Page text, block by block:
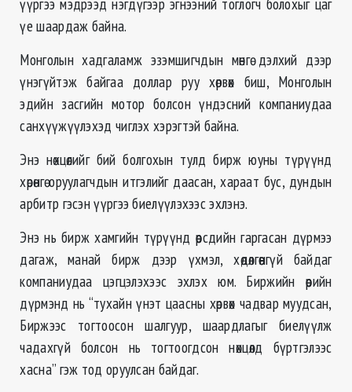
үе шаардаж байна.
Монголын хадгаламж эзэмшигчдын мөнгө дэлхий дээр
үнэгүйтэж байгаа доллар руу хөрвөх биш, Монголын
эдийн засгийн мотор болсон үндэсний компаниудаа
санхүүжүүлэхэд чиглэх хэрэгтэй байна.
Энэ нөхцөлийг бий болгохын тулд бирж юуны түрүүнд
хөрөнгө оруулагчдын итгэлийг даасан, хараат бус, дундын
арбитр гэсэн үүргээ биелүүлэхээс эхлэнэ.
Энэ нь бирж хамгийн түрүүнд өөрсдийн гаргасан дүрмээ
дагаж, манай бирж дээр үхмэл, хөдөлгөөнгүй байдаг
компаниудаа цэгцэлэхээс эхлэх юм. Биржийн өөрийн
дүрмэнд нь “тухайн үнэт цаасны хөрвөх чадвар муудсан,
Биржээс тогтоосон шалгуур, шаардлагыг биелүүлж
чадахгүй болсон нь тогтоогдсон нөхцөлд бүртгэлээс
хасна” гэж тод оруулсан байдаг.